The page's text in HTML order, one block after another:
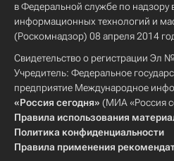
в Федеральной службе по надзору
информационных технологий и
(Роскомнадзор) 08 апреля 2014
Свидетельство о регистрации Эл
Учредитель: Федеральное
предприятие Международное
«Россия сегодня» (МИА «Россия
Правила использования
Политика конфиденциальности
Правила применения